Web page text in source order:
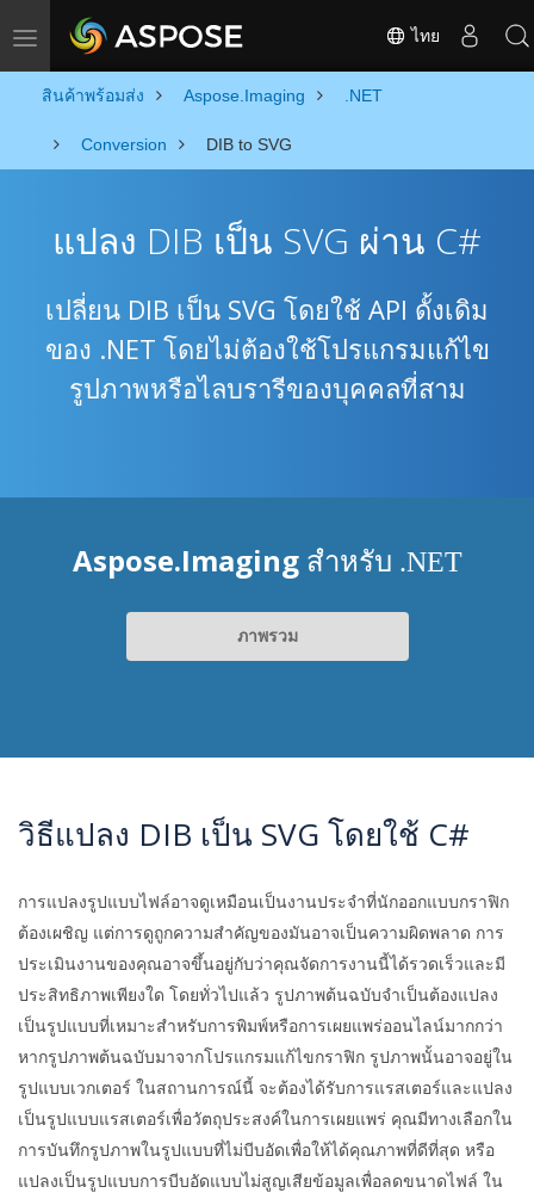
Toggle navigation ไทย
สินค้าพร้อมส่ง Aspose.Imaging .NET
Conversion DIB to SVG
แปลง DIB เป็น SVG ผ่าน C#
เปลี่ยน DIB เป็น SVG โดยใช้ API ดั้งเดิม
ของ .NET โดยไม่ต้องใช้โปรแกรมแก้ไข
รูปภาพหรือไลบรารีของบุคคลที่สาม
Aspose.Imaging สำหรับ .NET
ภาพรวม
วิธีแปลง DIB เป็น SVG โดยใช้ C#
การแปลงรูปแบบไฟล์อาจดูเหมือนเป็นงานประจำที่นักออกแบบกราฟิก
ต้องเผชิญ แต่การดูถูกความสำคัญของมันอาจเป็นความผิดพลาด การ
ประเมินงานของคุณอาจขึ้นอยู่กับว่าคุณจัดการงานนี้ได้รวดเร็วและมี
ประสิทธิภาพเพียงใด โดยทั่วไปแล้ว รูปภาพต้นฉบับจำเป็นต้องแปลง
เป็นรูปแบบที่เหมาะสำหรับการพิมพ์หรือการเผยแพร่ออนไลน์มากกว่า
หากรูปภาพต้นฉบับมาจากโปรแกรมแก้ไขกราฟิก รูปภาพนั้นอาจอยู่ใน
รูปแบบเวกเตอร์ ในสถานการณ์นี้ จะต้องได้รับการแรสเตอร์และแปลง
เป็นรูปแบบแรสเตอร์เพื่อวัตถุประสงค์ในการเผยแพร่ คุณมีทางเลือกใน
การบันทึกรูปภาพในรูปแบบที่ไม่บีบอัดเพื่อให้ได้คุณภาพที่ดีที่สุด หรือ
แปลงเป็นรูปแบบการบีบอัดแบบไม่สูญเสียข้อมูลเพื่อลดขนาดไฟล์ ใน